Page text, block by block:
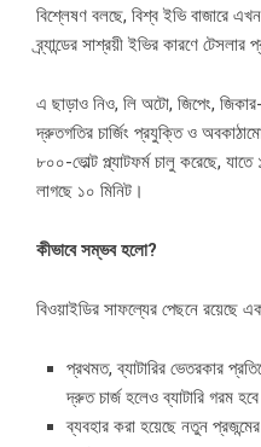
বিশ্লেষণ বলছে, বিশ্ব ইভি বাজারে
ব্র্যান্ডের সাশ্রয়ী ইভির কারণে টেসলার
এ ছাড়াও নিও, লি অটো, জিপেং,
দ্রুতগতির চার্জিং প্রযুক্তি ও
৮০০-ভোল্ট প্ল্যাটফর্ম চালু করেছে,
লাগছে ১০ মিনিট।
কীভাবে সম্ভব হলো?
বিওয়াইডির সাফল্যের পেছনে রয়েছে
প্রথমত, ব্যাটারির ভেতরকার
দ্রুত চার্জ হলেও ব্যাটারি গরম
ব্যবহার করা হয়েছে নতুন